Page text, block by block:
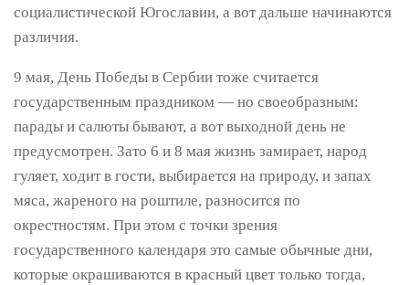
социалистической Югославии, а вот дальше начинаются
различия.
9 мая, День Победы в Сербии тоже считается
государственным праздником — но своеобразным:
парады и салюты бывают, а вот выходной день не
предусмотрен. Зато 6 и 8 мая жизнь замирает, народ
гуляет, ходит в гости, выбирается на природу, и запах
мяса, жареного на роштиле, разносится по
окрестностям. При этом с точки зрения
государственного календаря это самые обычные дни,
которые окрашиваются в красный цвет только тогда,